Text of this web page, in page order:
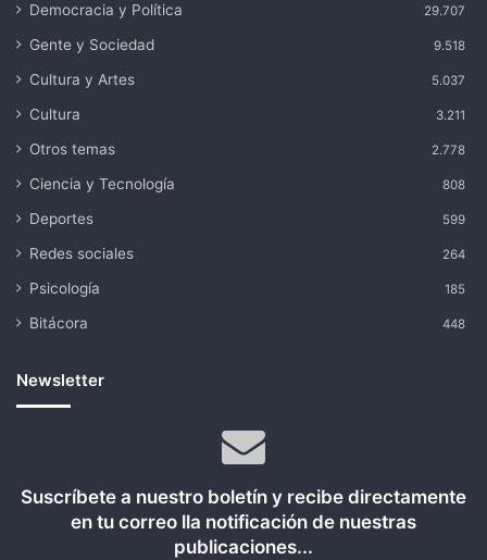
Democracia y Política 29.707
Gente y Sociedad 9.518
Cultura y Artes 5.037
Cultura 3.211
Otros temas 2.778
Ciencia y Tecnología 808
Deportes 599
Redes sociales 264
Psicología 185
Bitácora 448
Newsletter
Suscríbete a nuestro boletín y recibe directamente
en tu correo lla notificación de nuestras
publicaciones...